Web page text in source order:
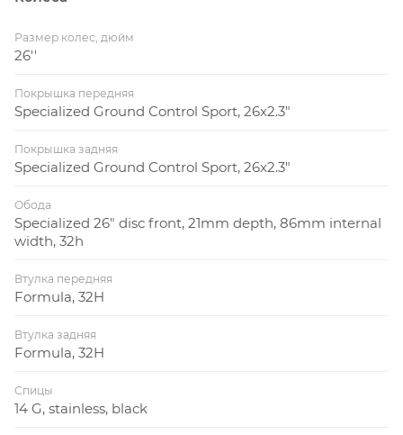
Размер колес, дюйм
26''
Покрышка передняя
Specialized Ground Control Sport, 26x2.3"
Покрышка задняя
Specialized Ground Control Sport, 26x2.3"
Обода
Specialized 26" disc front, 21mm depth, 86mm internal
width, 32h
Втулка передняя
Formula, 32H
Втулка задняя
Formula, 32H
Спицы
14 G, stainless, black